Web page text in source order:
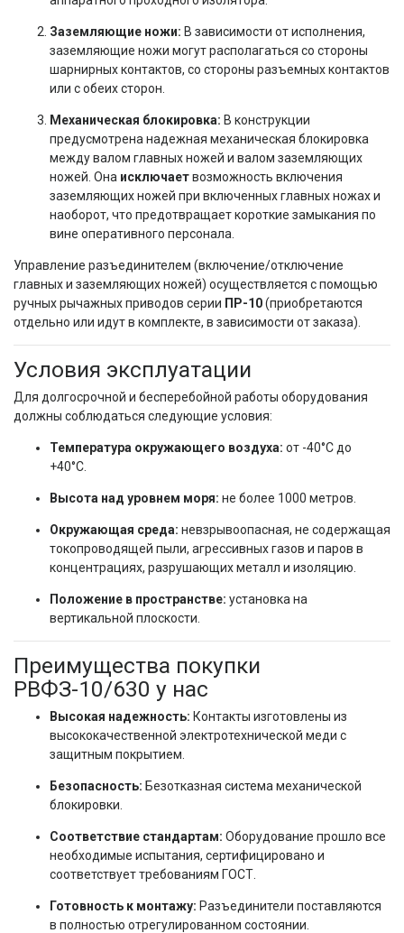
Заземляющие ножи: В зависимости от исполнения,
заземляющие ножи могут располагаться со стороны
шарнирных контактов, со стороны разъемных контактов
или с обеих сторон.
Механическая блокировка: В конструкции
предусмотрена надежная механическая блокировка
между валом главных ножей и валом заземляющих
ножей. Она исключаетвозможность включения
заземляющих ножей при включенных главных ножах и
наоборот, что предотвращает короткие замыкания по
вине оперативного персонала.
Управление разъединителем (включение/отключение
главных и заземляющих ножей) осуществляется с помощью
ручных рычажных приводов серии ПР-10(приобретаются
отдельно или идут в комплекте, в зависимости от заказа).
Условия эксплуатации
Для долгосрочной и бесперебойной работы оборудования
должны соблюдаться следующие условия:
Температура окружающего воздуха: от -40°C до
+40°C.
Высота над уровнем моря: не более 1000 метров.
Окружающая среда: невзрывоопасная, не содержащая
токопроводящей пыли, агрессивных газов и паров в
концентрациях, разрушающих металл и изоляцию.
Положение в пространстве: установка на
вертикальной плоскости.
Преимущества покупки
РВФЗ-10/630 у нас
Высокая надежность: Контакты изготовлены из
высококачественной электротехнической меди с
защитным покрытием.
Безопасность: Безотказная система механической
блокировки.
Соответствие стандартам: Оборудование прошло все
необходимые испытания, сертифицировано и
соответствует требованиям ГОСТ.
Готовность к монтажу: Разъединители поставляются
в полностью отрегулированном состоянии.